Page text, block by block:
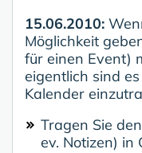
15.06.2010:
Möglichkeit
für einen Event)
eigentlich sind
Kalender
Tragen Sie
ev. Notizen) in